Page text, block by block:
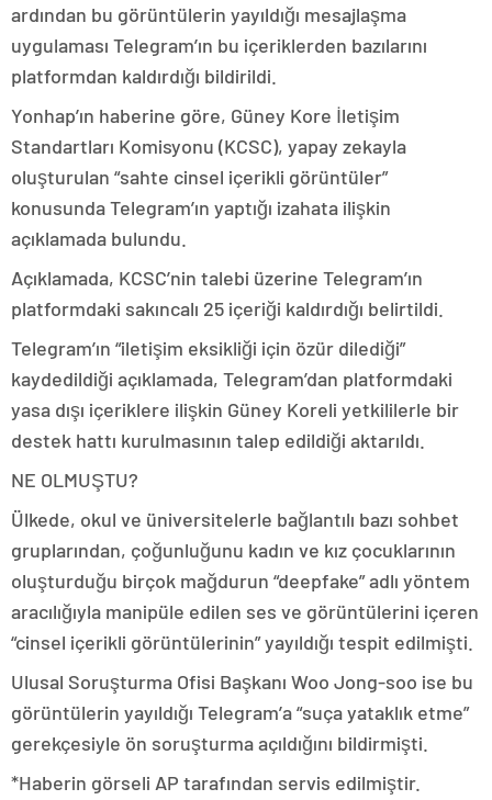
ardından bu görüntülerin yayıldığı mesajlaşma
uygulaması Telegram’ın bu içeriklerden bazılarını
platformdan kaldırdığı bildirildi.
Yonhap’ın haberine göre, Güney Kore İletişim
Standartları Komisyonu (KCSC), yapay zekayla
oluşturulan “sahte cinsel içerikli görüntüler”
konusunda Telegram’ın yaptığı izahata ilişkin
açıklamada bulundu.
Açıklamada, KCSC’nin talebi üzerine Telegram’ın
platformdaki sakıncalı 25 içeriği kaldırdığı belirtildi.
Telegram’ın “iletişim eksikliği için özür dilediği”
kaydedildiği açıklamada, Telegram’dan platformdaki
yasa dışı içeriklere ilişkin Güney Koreli yetkililerle bir
destek hattı kurulmasının talep edildiği aktarıldı.
NE OLMUŞTU?
Ülkede, okul ve üniversitelerle bağlantılı bazı sohbet
gruplarından, çoğunluğunu kadın ve kız çocuklarının
oluşturduğu birçok mağdurun “deepfake” adlı yöntem
aracılığıyla manipüle edilen ses ve görüntülerini içeren
“cinsel içerikli görüntülerinin” yayıldığı tespit edilmişti.
Ulusal Soruşturma Ofisi Başkanı Woo Jong-soo ise bu
görüntülerin yayıldığı Telegram’a “suça yataklık etme”
gerekçesiyle ön soruşturma açıldığını bildirmişti.
*Haberin görseli AP tarafından servis edilmiştir.